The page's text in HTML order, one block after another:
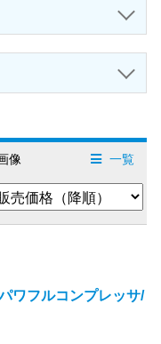
像 一覧
ワフルコンプレッサ/